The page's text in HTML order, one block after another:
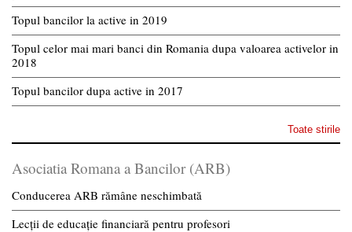
Topul bancilor la active in 2019
Topul celor mai mari banci din Romania dupa valoarea activelor in
2018
Topul bancilor dupa active in 2017
Toate stirile
Asociatia Romana a Bancilor (ARB)
Conducerea ARB rămâne neschimbată
Lecții de educație financiară pentru profesori